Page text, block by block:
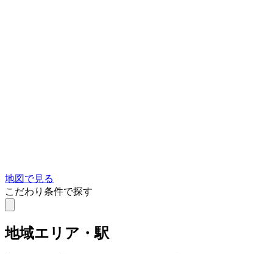
地図で見る
こだわり条件で探す
地域エリア・駅